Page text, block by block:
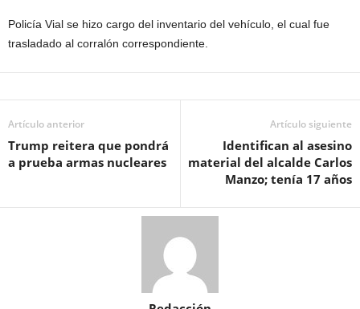
Policía Vial se hizo cargo del inventario del vehículo, el cual fue
trasladado al corralón correspondiente.
Artículo anterior
Trump reitera que pondrá
a prueba armas nucleares
Artículo siguiente
Identifican al asesino
material del alcalde Carlos
Manzo; tenía 17 años